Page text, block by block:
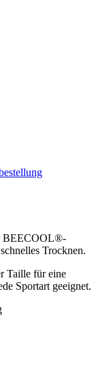
BEECOOL®-
Trocknen.
Taille für eine
Sportart geeignet.